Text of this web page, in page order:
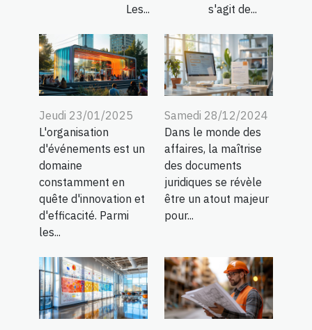
Les...
s'agit de...
Jeudi 23/01/2025
L'organisation
d'événements est un
domaine
constamment en
quête d'innovation et
d'efficacité. Parmi
les...
Samedi 28/12/2024
Dans le monde des
affaires, la maîtrise
des documents
juridiques se révèle
être un atout majeur
pour...